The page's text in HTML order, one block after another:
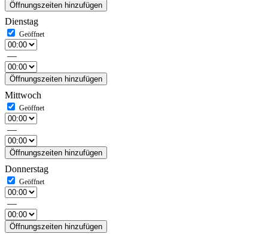
Öffnungszeiten hinzufügen
Dienstag
—
Öffnungszeiten hinzufügen
Mittwoch
—
Öffnungszeiten hinzufügen
Donnerstag
—
Öffnungszeiten hinzufügen